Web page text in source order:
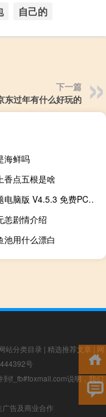
自己的
下一篇
东过年有什么好玩的
海鲜吗
香点五根是啥
医考题电脑版 V4.5.3 免费PC版（医考题电脑版 V4.5.3 免费PC版功能简介）
恙剧情介绍
池用什么漂白
站分类目录 | 精选推荐文章 | 网
号
到f_fb#foxmail.com说明，我们
告及商业合作